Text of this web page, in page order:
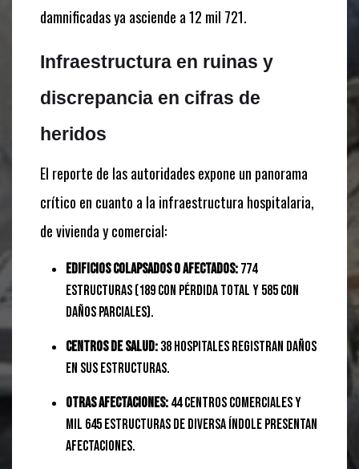
damnificadas ya asciende a 12 mil 721.
Infraestructura en ruinas y
discrepancia en cifras de
heridos
El reporte de las autoridades expone un panorama
crítico en cuanto a la infraestructura hospitalaria,
de vivienda y comercial:
Edificios colapsados o afectados:774
estructuras (189 con pérdida total y 585 con
daños parciales).
Centros de salud:38 hospitales registran daños
en sus estructuras.
Otras afectaciones:44 centros comerciales y
mil 645 estructuras de diversa índole presentan
afectaciones.